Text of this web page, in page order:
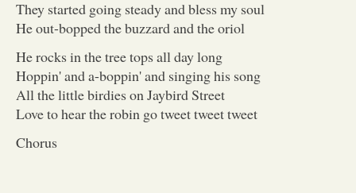
They started going steady and bless my soul
He out-bopped the buzzard and the oriol
He rocks in the tree tops all day long
Hoppin' and a-boppin' and singing his song
All the little birdies on Jaybird Street
Love to hear the robin go tweet tweet tweet
Chorus